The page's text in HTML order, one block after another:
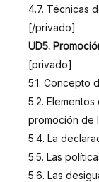
4.7. Técnicas
[/privado]
UD5.
[privado]
5.1. Concepto
5.2.
promoción de
5.4. La
5.5. Las
5.6. Las